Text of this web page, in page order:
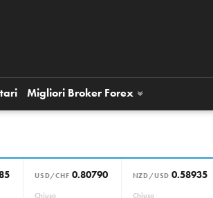
Migliori Broker Forex
USD/CHF 0.80790
Chiuso
NZD/USD 0.58935
Chiuso